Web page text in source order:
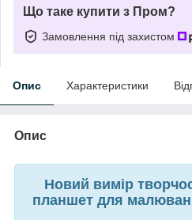
Що таке купити з Пром?
Замовлення під захистом
Опис Характеристики
Опис
Новий вимір
планшет для